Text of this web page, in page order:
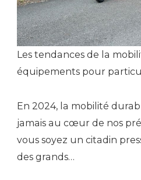
Les tendances de la
équipements pour
En 2024, la mobilité
jamais au cœur de nos
vous soyez un citadin
des grands…